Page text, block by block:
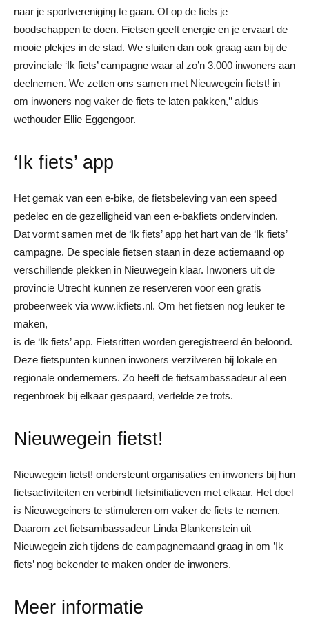
naar je sportvereniging te gaan. Of op de fiets je
boodschappen te doen. Fietsen geeft energie en je ervaart de
mooie plekjes in de stad. We sluiten dan ook graag aan bij de
provinciale ‘Ik fiets’ campagne waar al zo’n 3.000 inwoners aan
deelnemen. We zetten ons samen met Nieuwegein fietst! in
om inwoners nog vaker de fiets te laten pakken,’’ aldus
wethouder Ellie Eggengoor.
‘Ik fiets’ app
Het gemak van een e-bike, de fietsbeleving van een speed
pedelec en de gezelligheid van een e-bakfiets ondervinden.
Dat vormt samen met de ‘Ik fiets’ app het hart van de ‘Ik fiets’
campagne. De speciale fietsen staan in deze actiemaand op
verschillende plekken in Nieuwegein klaar. Inwoners uit de
provincie Utrecht kunnen ze reserveren voor een gratis
probeerweek via www.ikfiets.nl. Om het fietsen nog leuker te
maken,
is de ‘Ik fiets’ app. Fietsritten worden geregistreerd én beloond.
Deze fietspunten kunnen inwoners verzilveren bij lokale en
regionale ondernemers. Zo heeft de fietsambassadeur al een
regenbroek bij elkaar gespaard, vertelde ze trots.
Nieuwegein fietst!
Nieuwegein fietst! ondersteunt organisaties en inwoners bij hun
fietsactiviteiten en verbindt fietsinitiatieven met elkaar. Het doel
is Nieuwegeiners te stimuleren om vaker de fiets te nemen.
Daarom zet fietsambassadeur Linda Blankenstein uit
Nieuwegein zich tijdens de campagnemaand graag in om ’Ik
fiets’ nog bekender te maken onder de inwoners.
Meer informatie